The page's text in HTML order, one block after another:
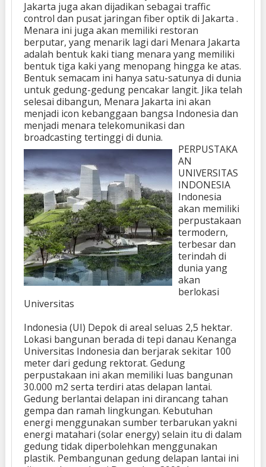
Jakarta juga akan dijadikan sebagai traffic
control dan pusat jaringan fiber optik di Jakarta .
Menara ini juga akan memiliki restoran
berputar, yang menarik lagi dari Menara Jakarta
adalah bentuk kaki tiang menara yang memiliki
bentuk tiga kaki yang menopang hingga ke atas.
Bentuk semacam ini hanya satu-satunya di dunia
untuk gedung-gedung pencakar langit. Jika telah
selesai dibangun, Menara Jakarta ini akan
menjadi icon kebanggaan bangsa Indonesia dan
menjadi menara telekomunikasi dan
broadcasting tertinggi di dunia.
PERPUSTAKA
AN
UNIVERSITAS
INDONESIA
Indonesia
akan memiliki
perpustakaan
termodern,
terbesar dan
terindah di
dunia yang
akan
berlokasi
Universitas
Indonesia (UI) Depok di areal seluas 2,5 hektar.
Lokasi bangunan berada di tepi danau Kenanga
Universitas Indonesia dan berjarak sekitar 100
meter dari gedung rektorat. Gedung
perpustakaan ini akan memiliki luas bangunan
30.000 m2 serta terdiri atas delapan lantai.
Gedung berlantai delapan ini dirancang tahan
gempa dan ramah lingkungan. Kebutuhan
energi menggunakan sumber terbarukan yakni
energi matahari (solar energy) selain itu di dalam
gedung tidak diperbolehkan menggunakan
plastik. Pembangunan gedung delapan lantai ini